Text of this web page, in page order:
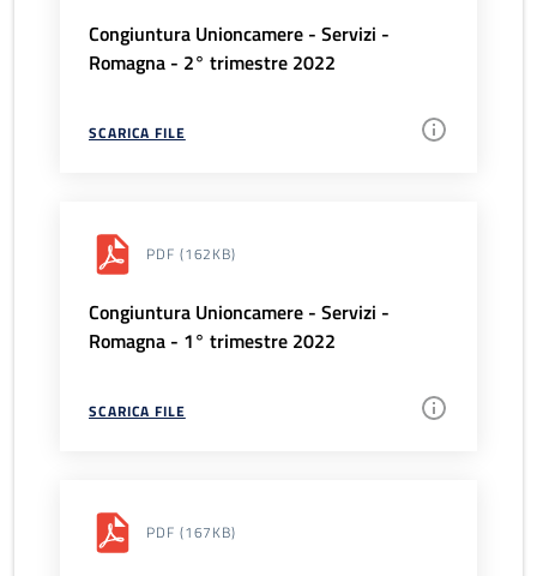
Congiuntura Unioncamere - Servizi -
Romagna - 2° trimestre 2022
SCARICA FILE
PDF (162KB)
Congiuntura Unioncamere - Servizi -
Romagna - 1° trimestre 2022
SCARICA FILE
PDF (167KB)